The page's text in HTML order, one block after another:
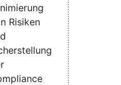
Risiken